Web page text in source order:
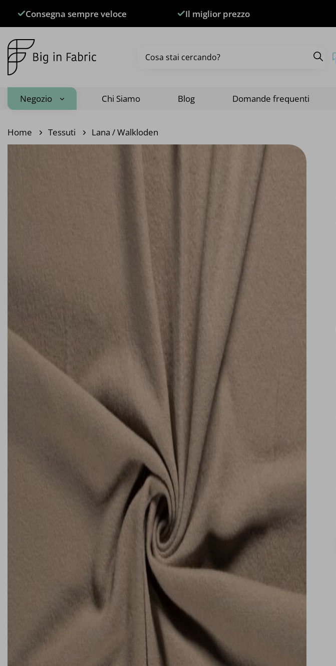
contenuti
Consegna sempre veloce Il miglior prezzo
Negozio Chi Siamo Blog Domande frequenti
Home Tessuti Lana / Walkloden